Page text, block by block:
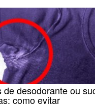
de desodorante ou
como evitar